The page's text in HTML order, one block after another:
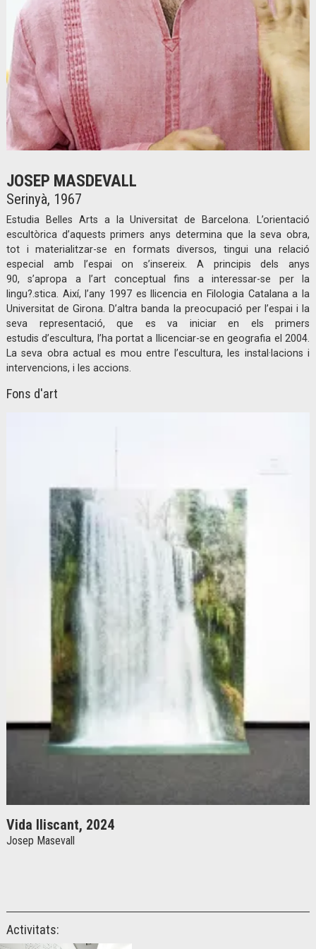
JOSEP MASDEVALL
Serinyà, 1967
Estudia Belles Arts a la Universitat de Barcelona. L’orientació
escultòrica d’aquests primers anys determina que la seva obra,
tot i materialitzar-se en formats diversos, tingui una relació
especial amb l’espai on s’insereix. A principis dels anys
90, s’apropa a l’art conceptual fins a interessar-se per la
lingu?.stica. Així, l’any 1997 es llicencia en Filologia Catalana a la
Universitat de Girona. D’altra banda la preocupació per l’espai i la
seva representació, que es va iniciar en els primers
estudis d’escultura, l’ha portat a llicenciar-se en geografia el 2004.
La seva obra actual es mou entre l’escultura, les instal·lacions i
intervencions, i les accions.
Fons d'art
Vida lliscant, 2024
Josep Masevall
Activitats: